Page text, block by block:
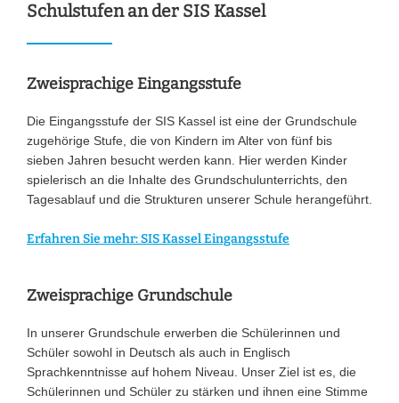
Schulstufen an der SIS Kassel
Zweisprachige Eingangsstufe
Die Eingangsstufe der SIS Kassel ist eine der Grundschule
zugehörige Stufe, die von Kindern im Alter von fünf bis
sieben Jahren besucht werden kann. Hier werden Kinder
spielerisch an die Inhalte des Grundschulunterrichts, den
Tagesablauf und die Strukturen unserer Schule herangeführt.
Erfahren Sie mehr: SIS Kassel Eingangsstufe
Zweisprachige Grundschule
In unserer Grundschule erwerben die Schülerinnen und
Schüler sowohl in Deutsch als auch in Englisch
Sprachkenntnisse auf hohem Niveau. Unser Ziel ist es, die
Schülerinnen und Schüler zu stärken und ihnen eine Stimme